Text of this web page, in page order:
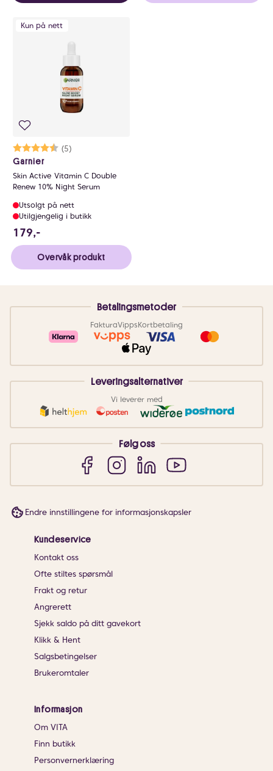
Kun på nett
Karakter:
(5)
4.8 av 5 mulige
Garnier
Skin Active Vitamin C Double
Renew 10% Night Serum
Utsolgt på nett
Utilgjengelig i butikk
179,-
Overvåk produkt
Betalingsmetoder
FakturaVippsKortbetaling
Leveringsalternativer
Vi leverer med
Følg oss
Endre innstillingene for informasjonskapsler
Kundeservice
Kontakt oss
Ofte stiltes spørsmål
Frakt og retur
Angrerett
Sjekk saldo på ditt gavekort
Klikk & Hent
Salgsbetingelser
Brukeromtaler
Informasjon
Om VITA
Finn butikk
Personvernerklæring